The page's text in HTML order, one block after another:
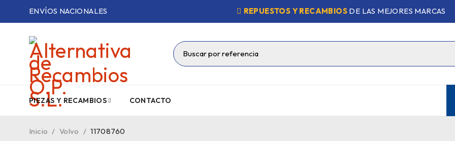
ENVÍOS NACIONALES REPUESTOS Y RECAMBIOS DE LAS MEJORES MARCAS
PIEZAS Y RECAMBIOS CONTACTO
Inicio / Volvo / 11708760